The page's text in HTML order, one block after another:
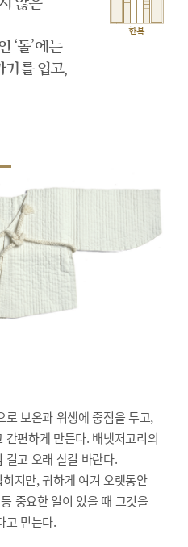
‘돌’에는
기를 입고,
한복
보온과 위생에 중점을 두고,
편하게 만든다. 배냇저고리의
길고 오래 살길 바란다.
지만, 귀하게 여겨 오랫동안
중요한 일이 있을 때 그것을
고 믿는다.